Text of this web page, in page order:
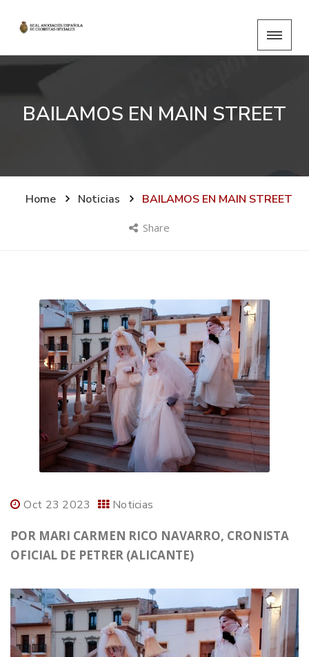
BAILAMOS EN MAIN STREET
Home Noticias BAILAMOS EN MAIN STREET
Share
Oct 23 2023 Noticias
POR MARI CARMEN RICO NAVARRO, CRONISTA
OFICIAL DE PETRER (ALICANTE)